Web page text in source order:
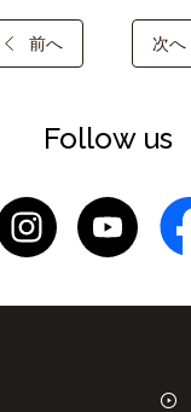
前へ 次へ
Follow us